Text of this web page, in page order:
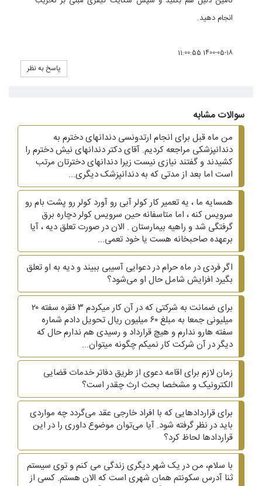
انجام دهید.
1400-05-18 11:00:55
پاسخ به نظر
سوالات مشابه
من ماه قبل برای انجام ارتدونسی دندانهای دخترم به
دندانپزشکی مراجعه کردیم. آقای دکتر دندانهای نیش دخترم را
کشیدند و گفتند نیازی نیست زیرا دندانهای دخترتان مرتب
است اما بعد از مدتی که به دندانپزشک دیگری...
همسایه ما ، یه تعمیر کار کولر آبی رو آورد کولر رو پشت بام رو
سرویس کنه ، اما متاسفانه حین سرویس کولر دچاره برق
گرفتگی شد و راهیه بیمارستان . الان در صورت تعلق دیه ، آیا
برعهده صاحبخانه هست یا خود تعمی...
اگر فردی در ماه حرام در دعوایی آسیبی ببیند و دیه به او تعلق
بگیرد افزایش شامل حال او می‌شود؟
برای ضمانت به شرکتی که در آن کار میکردم ۳ فقره سفته ۲۰
میلیونی جمعا به مبلغ ۶۰ میلیون ریال تحویل دادم شماره
سفته هارو ندارم و هیچ قرارداد و رسیدی هم ندارم حال که
دیگر در آن شرکت کار نمیکم چگونه میتوان...
زمان لازم برای اقامه دعوی از طریق دفاتر خدمات قضایی
الکترونیک و مشخصا بحث ارث چقدر است؟
برای قراردادهایی که با افراد خارجی عقد می‌گردد چه مواردی
باید در نظر گرفته شود. آیا می‌توان موضوع داوری را در این
قراردادها لحاظ کرد؟
با سلام، من در یک شهر دیگری زندگی می کنم و توی سیستم
ثنا آدرس سکونتم همان شهری است که الان هستم. کسی از